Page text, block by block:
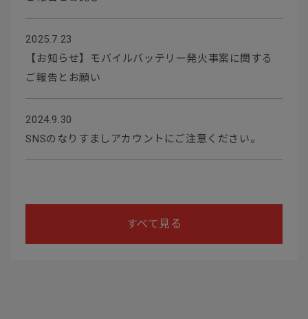
2025.7.23
【お知らせ】モバイルバッテリー発火事案に関する
ご報告とお願い
2024.9.30
SNSのなりすましアカウントにご注意ください。
すべて見る